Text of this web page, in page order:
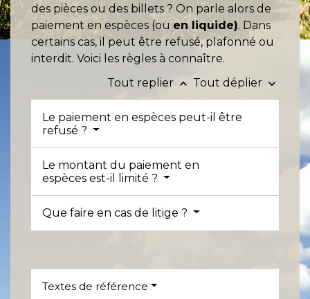
des pièces ou des billets ? On parle alors de
paiement en espèces (ou en liquide). Dans
certains cas, il peut être refusé, plafonné ou
interdit. Voici les règles à connaître.
Tout replier keyboard_arrow_up Tout déplier keyboard_arrow_down
Le paiement en espèces peut-il être
refusé ?
Le montant du paiement en
espèces est-il limité ?
Que faire en cas de litige ?
Textes de référence